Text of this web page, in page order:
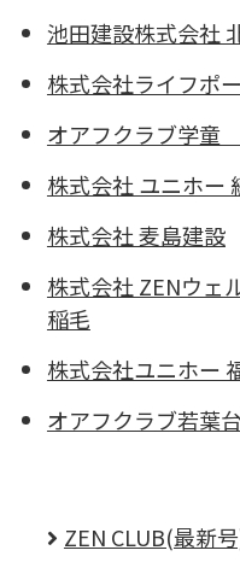
池田建設株式会社
株式会社ライフポ
オアフクラブ学童
株式会社 ユニホー
株式会社 麦島建設
株式会社 ZENウ
稲毛
株式会社ユニホー
オアフクラブ若葉台
ZEN CLUB(最新